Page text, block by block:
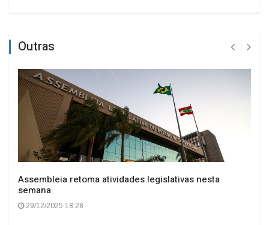
Outras
Assembleia retoma atividades legislativas nesta
semana
29/12/2025 18:28